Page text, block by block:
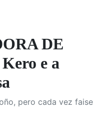
DE
e a
pero cada vez faise